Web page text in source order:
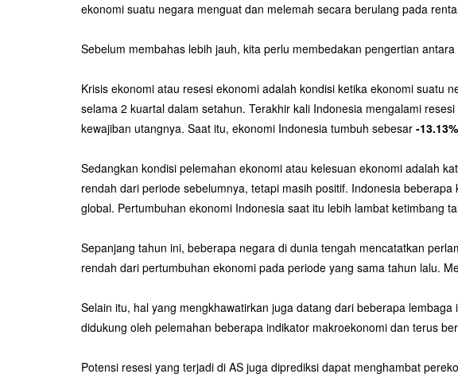
ekonomi suatu negara menguat dan melemah secara berulang pada
Sebelum membahas lebih jauh, kita perlu membedakan pengertian
Krisis ekonomi atau resesi ekonomi adalah kondisi ketika ekonomi suatu
selama 2 kuartal dalam setahun. Terakhir kali Indonesia mengalami
kewajiban utangnya. Saat itu, ekonomi Indonesia tumbuh sebesar -13.13%
Sedangkan kondisi pelemahan ekonomi atau kelesuan ekonomi adalah
rendah dari periode sebelumnya, tetapi masih positif. Indonesia
global. Pertumbuhan ekonomi Indonesia saat itu lebih lambat ketimbang
Sepanjang tahun ini, beberapa negara di dunia tengah mencatatkan
rendah dari pertumbuhan ekonomi pada periode yang sama tahun lalu.
Selain itu, hal yang mengkhawatirkan juga datang dari beberapa
didukung oleh pelemahan beberapa indikator makroekonomi dan terus
Potensi resesi yang terjadi di AS juga diprediksi dapat menghambat